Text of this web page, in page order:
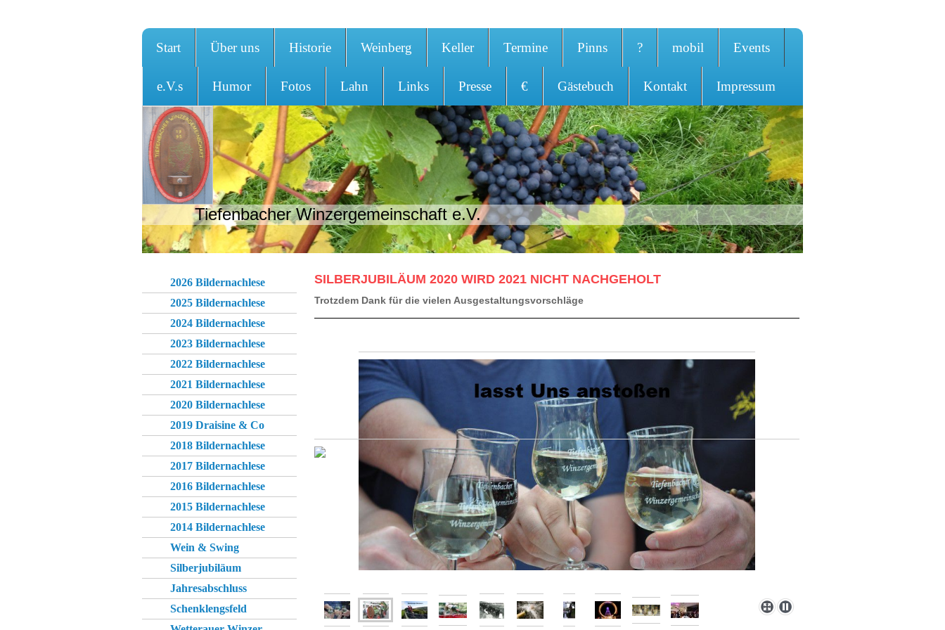
Start Über uns Historie Weinberg Keller Termine Pinns ? mobil Events
e.V.s Humor Fotos Lahn Links Presse € Gästebuch Kontakt Impressum
Tiefenbacher Winzergemeinschaft e.V.
2026 Bildernachlese
2025 Bildernachlese
2024 Bildernachlese
2023 Bildernachlese
2022 Bildernachlese
2021 Bildernachlese
2020 Bildernachlese
2019 Draisine & Co
2018 Bildernachlese
2017 Bildernachlese
2016 Bildernachlese
2015 Bildernachlese
2014 Bildernachlese
Wein & Swing
Silberjubiläum
Jahresabschluss
Schenklengsfeld
SILBERJUBILÄUM 2020 WIRD 2021 NICHT NACHGEHOLT
Trotzdem Dank für die vielen Ausgestaltungsvorschläge